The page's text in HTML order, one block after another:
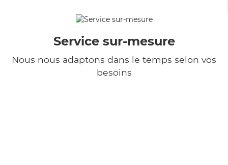
Service sur-mesure
Nous nous adaptons dans le temps selon vos
besoins